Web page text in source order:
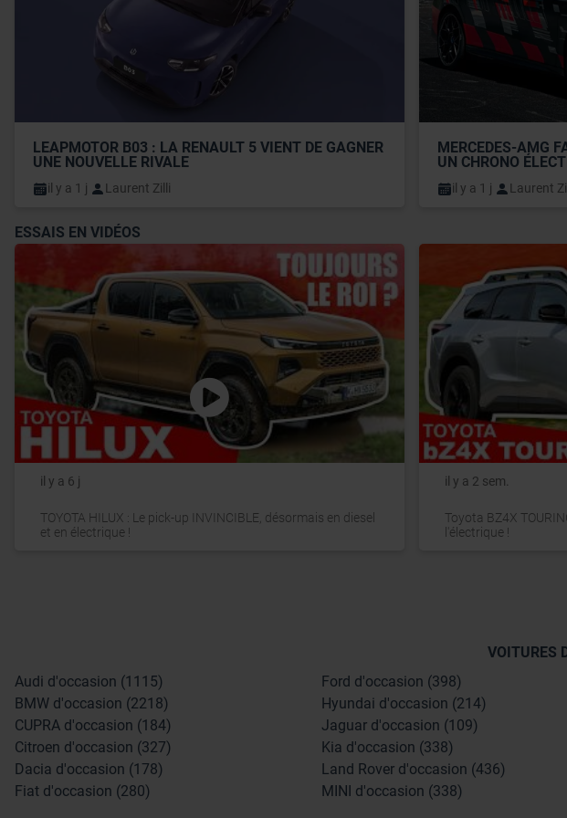
LEAPMOTOR B03 : LA RENAULT 5 VIENT DE GAGNER
UNE NOUVELLE RIVALE
il y a 1 j Laurent Zilli
MERCEDES-AMG
UN CHRONO
il y a 1 j Laurent
ESSAIS EN VIDÉOS
il y a 6 j
TOYOTA HILUX : Le pick-up INVINCIBLE, désormais en diesel
et en électrique !
il y a 2 sem.
Toyota BZ4X
l'électrique !
VOITURES
Audi d'occasion (1115)
BMW d'occasion (2218)
CUPRA d'occasion (184)
Citroen d'occasion (327)
Dacia d'occasion (178)
Fiat d'occasion (280)
Ford d'occasion (398)
Hyundai d'occasion (214)
Jaguar d'occasion (109)
Kia d'occasion (338)
Land Rover d'occasion (436)
MINI d'occasion (338)